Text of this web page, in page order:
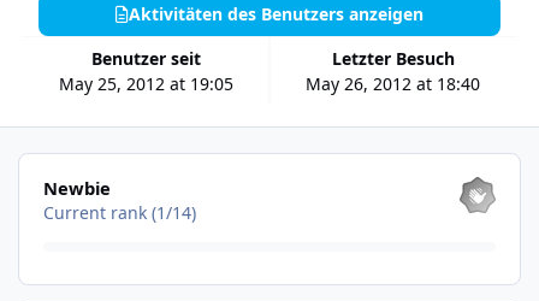
Benutzer seit
May 25, 2012 at 19:05
Letzter Besuch
May 26, 2012 at 18:40
Aktivitäten des Benutzers anzeigen
Alle anzeigen
Newbie
Current rank (1/14)